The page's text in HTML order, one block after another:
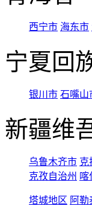
西宁市 海东市
宁夏回
银川市 石嘴山
新疆维
乌鲁木齐市 克
克孜自治州 喀
塔城地区 阿勒